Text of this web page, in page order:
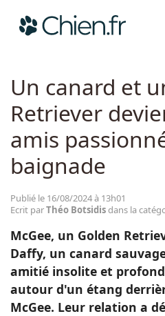
CHIEN.FR ACTUALITÉS
Un canard et
Retriever
amis
baignade
Publié le 16/08/2024 à 13h01
Ecrit parThéo Botsidisdans la
McGee, un Golden
Daffy, un canard
amitié insolite et
autour d'un étang
McGee. Leur relation a